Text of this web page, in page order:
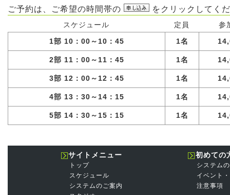
ご予約は、ご希望の時間帯の をクリックしてく
スケジュール 定員
参
1部 10：00～10：45
1名
2部 11：00～11：45 1名
3部 12：00～12：45 1名
4部 13：30～14：15 1名
5部 14：30～15：15 1名
サイトメニュー
トップ
スケジュール
システムのご案内
初めての
システム
イベント
注意事項